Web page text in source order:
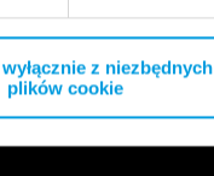
z niezbędnych
plików cookie